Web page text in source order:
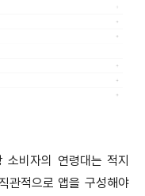
비자의 연령대는 적지
관적으로 앱을 구성해야